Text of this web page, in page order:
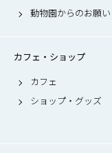
動物園からのお願い
カフェ・ショップ
カフェ
ショップ・グッズ